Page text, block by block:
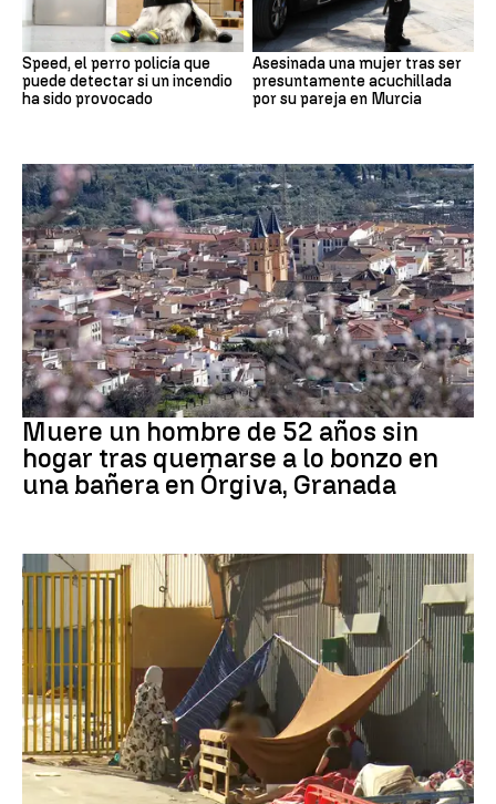
Speed, el perro policía que
puede detectar si un incendio
ha sido provocado
Asesinada una mujer tras ser
presuntamente acuchillada
por su pareja en Murcia
andalucía
Muere un hombre de 52 años sin
hogar tras quemarse a lo bonzo en
una bañera en Órgiva, Granada
Ceuta